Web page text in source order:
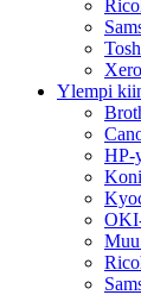
Ylempi
HP-